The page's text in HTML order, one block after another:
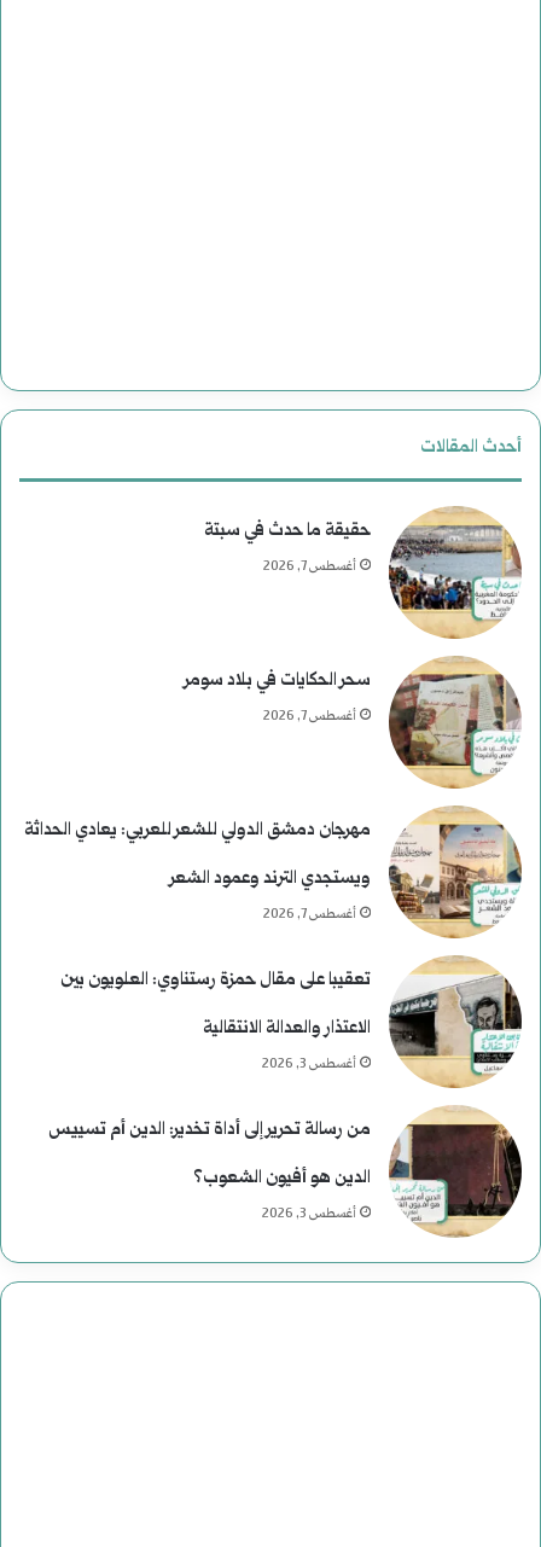
أحدث المقالات
حقيقة ما حدث في سبتة
أغسطس 7, 2026
سحر الحكايات في بلاد سومر
أغسطس 7, 2026
مهرجان دمشق الدولي للشعر للعربي: يعادي الحداثة
ويستجدي الترند وعمود الشعر
أغسطس 7, 2026
تعقيبا على مقال حمزة رستناوي: العلويون بين
الاعتذار والعدالة الانتقالية
أغسطس 3, 2026
من رسالة تحرير إلى أداة تخدير: الدين أم تسييس
الدين هو أفيون الشعوب؟
أغسطس 3, 2026